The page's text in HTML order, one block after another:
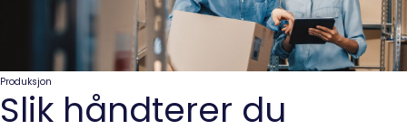
Produksjon
Slik håndterer du